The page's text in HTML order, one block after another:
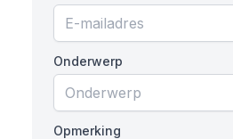
Onderwerp
Opmerking